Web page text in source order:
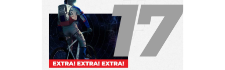
sucesso do mercado de
bicicletas brasileiro chega em
nova versão: o
Absolute Nero 6, sexta geração
do quadro mais vendido da
marca nacional. Extremamente
popular para quem busca uma